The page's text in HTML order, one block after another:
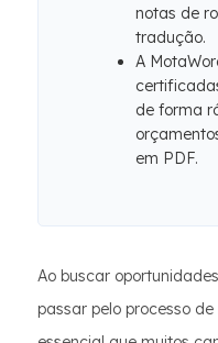
notas de
tradução.
A
de forma
em PDF.
Ao buscar
passar pelo processo de